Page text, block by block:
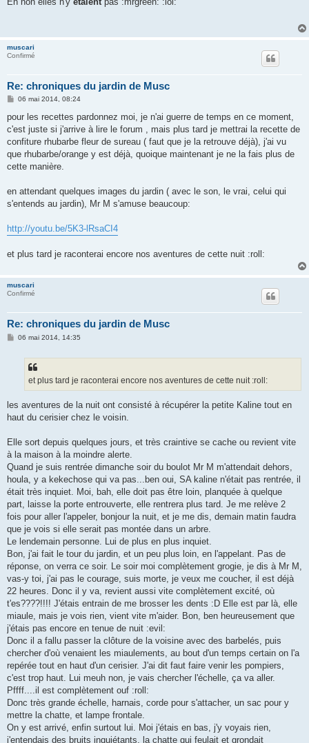
muscari
Confirmé
Re: chroniques du jardin de Musc
M
s
a
g
06 mai 2014, 08:24
pour les recettes pardonnez moi, je n'ai guerre de temps en ce moment,
c'est juste si j'arrive à lire le forum , mais plus tard je mettrai la recette de
confiture rhubarbe fleur de sureau ( faut que je la retrouve déjà), j'ai vu
que rhubarbe/orange y est déjà, quoique maintenant je ne la fais plus de
cette manière.
en attendant quelques images du jardin ( avec le son, le vrai, celui qui
s'entends au jardin), Mr M s'amuse beaucoup:
http://youtu.be/5K3-lRsaCI4
et plus tard je raconterai encore nos aventures de cette nuit :roll:
muscari
Confirmé
Re: chroniques du jardin de Musc
M06 mai 2014, 14:35
et plus tard je raconterai encore nos aventures de cette nuit :roll:
les aventures de la nuit ont consisté à récupérer la petite Kaline tout en
haut du cerisier chez le voisin.
Elle sort depuis quelques jours, et très craintive se cache ou revient vite
à la maison à la moindre alerte.
Quand je suis rentrée dimanche soir du boulot Mr M m'attendait dehors,
houla, y a kekechose qui va pas...ben oui, SA kaline n'était pas rentrée, il
était très inquiet. Moi, bah, elle doit pas être loin, planquée à quelque
part, laisse la porte entrouverte, elle rentrera plus tard. Je me relève 2
fois pour aller l'appeler, bonjour la nuit, et je me dis, demain matin faudra
que je vois si elle serait pas montée dans un arbre.
Le lendemain personne. Lui de plus en plus inquiet.
Bon, j'ai fait le tour du jardin, et un peu plus loin, en l'appelant. Pas de
réponse, on verra ce soir. Le soir moi complètement grogie, je dis à Mr M,
vas-y toi, j'ai pas le courage, suis morte, je veux me coucher, il est déjà
22 heures. Donc il y va, revient aussi vite complètement excité, où
t'es????!!!! J'étais entrain de me brosser les dents :D Elle est par là, elle
miaule, mais je vois rien, vient vite m'aider. Bon, ben heureusement que
j'étais pas encore en tenue de nuit :evil:
Donc il a fallu passer la clôture de la voisine avec des barbelés, puis
chercher d'où venaient les miaulements, au bout d'un temps certain on l'a
repérée tout en haut d'un cerisier. J'ai dit faut faire venir les pompiers,
c'est trop haut. Lui meuh non, je vais chercher l'échelle, ça va aller.
Pffff....il est complètement ouf :roll:
Donc très grande échelle, harnais, corde pour s'attacher, un sac pour y
mettre la chatte, et lampe frontale.
On y est arrivé, enfin surtout lui. Moi j'étais en bas, j'y voyais rien,
j'entendais des bruits inquiétants, la chatte qui feulait et grondait